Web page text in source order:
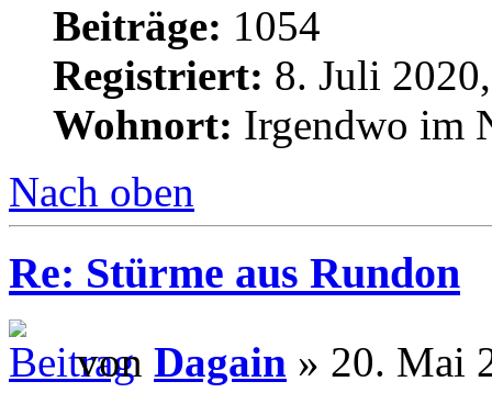
Beiträge: 1054
Registriert: 8. Juli
Wohnort: Irgendwo im
Nach oben
Re: Stürme aus Rundon
von Dagain » 20. Mai